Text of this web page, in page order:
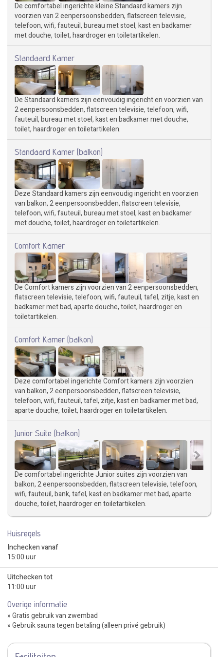
De comfortabel ingerichte kleine Standaard kamers zijn
voorzien van 2 eenpersoonsbedden, flatscreen televisie,
telefoon, wifi, fauteuil, bureau met stoel, kast en badkamer
met douche, toilet, haardroger en toiletartikelen.
Standaard Kamer
De Standaard kamers zijn eenvoudig ingericht en voorzien van
2 eenpersoonsbedden, flatscreen televisie, telefoon, wifi,
fauteuil, bureau met stoel, kast en badkamer met douche,
toilet, haardroger en toiletartikelen.
Standaard Kamer (balkon)
Deze Standaard kamers zijn eenvoudig ingericht en voorzien
van balkon, 2 eenpersoonsbedden, flatscreen televisie,
telefoon, wifi, fauteuil, bureau met stoel, kast en badkamer
met douche, toilet, haardroger en toiletartikelen.
Comfort Kamer
De Comfort kamers zijn voorzien van 2 eenpersoonsbedden,
flatscreen televisie, telefoon, wifi, fauteuil, tafel, zitje, kast en
badkamer met bad, aparte douche, toilet, haardroger en
toiletartikelen.
Comfort Kamer (balkon)
Deze comfortabel ingerichte Comfort kamers zijn voorzien
van balkon, 2 eenpersoonsbedden, flatscreen televisie,
telefoon, wifi, fauteuil, tafel, zitje, kast en badkamer met bad,
aparte douche, toilet, haardroger en toiletartikelen.
Junior Suite (balkon)
De comfortabel ingerichte Junior suites zijn voorzien van
balkon, 2 eenpersoonsbedden, flatscreen televisie, telefoon,
wifi, fauteuil, bank, tafel, kast en badkamer met bad, aparte
douche, toilet, haardroger en toiletartikelen.
Huisregels
Inchecken vanaf
15:00 uur
Uitchecken tot
11:00 uur
Overige informatie
» Gratis gebruik van zwembad
» Gebruik sauna tegen betaling (alleen privé gebruik)